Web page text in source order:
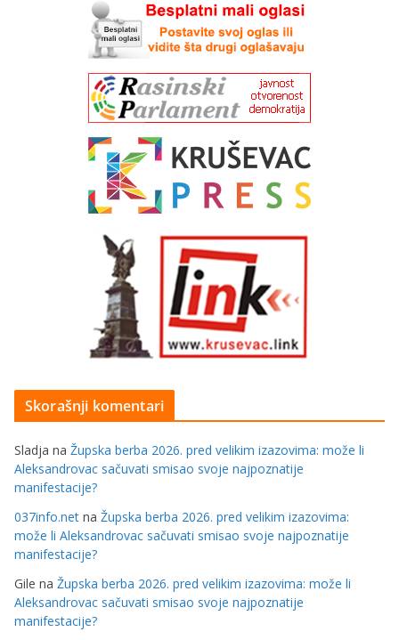
Skorašnji komentari
Sladja na Župska berba 2026. pred velikim izazovima: može li
Aleksandrovac sačuvati smisao svoje najpoznatije
manifestacije?
037info.net na Župska berba 2026. pred velikim izazovima:
može li Aleksandrovac sačuvati smisao svoje najpoznatije
manifestacije?
Gile na Župska berba 2026. pred velikim izazovima: može li
Aleksandrovac sačuvati smisao svoje najpoznatije
manifestacije?